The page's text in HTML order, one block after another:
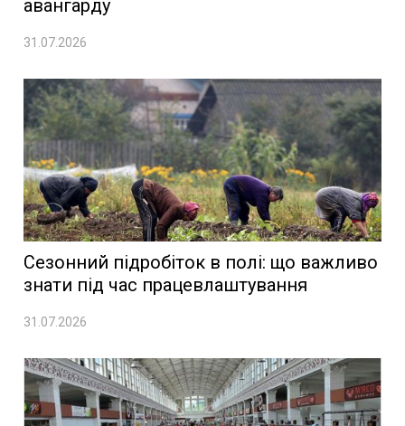
авангарду
31.07.2026
Сезонний підробіток в полі: що важливо
знати під час працевлаштування
31.07.2026